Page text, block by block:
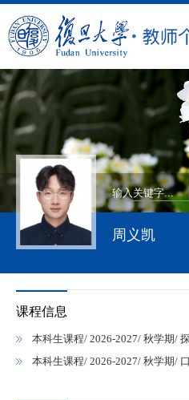
周义凯
课程信息
本科生课程/ 2026-2027/ 秋学期/
本科生课程/ 2026-2027/ 秋学期/